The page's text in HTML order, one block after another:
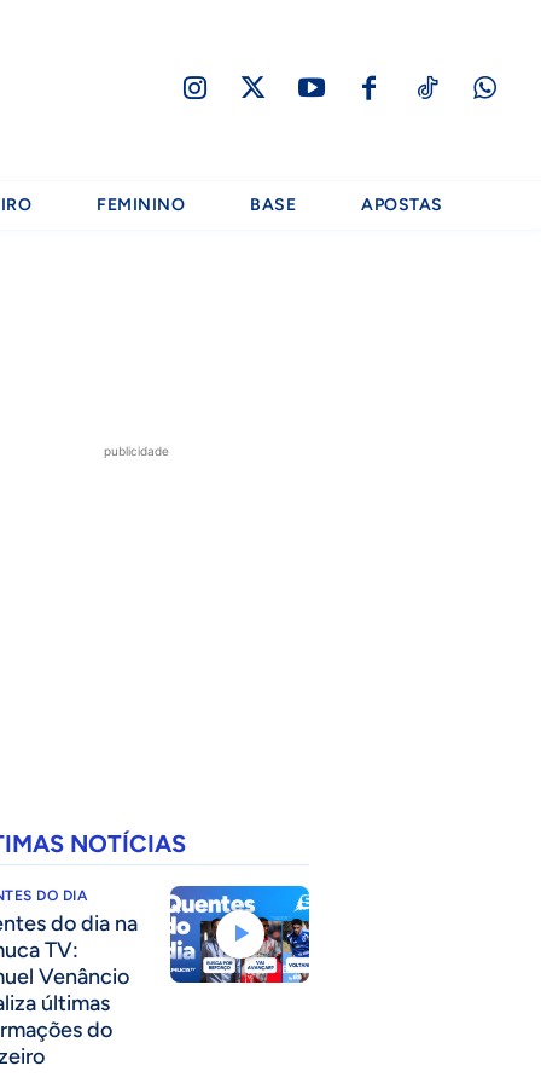
FEMININO BASE APOSTAS
publicidade
NOTÍCIAS
DO DIA
do dia na
TV:
Venâncio
últimas
do